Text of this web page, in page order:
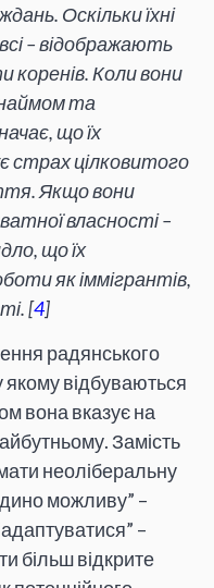
Оскільки їхні
– відображають
коренів. Коли вони
та
що їх
страх цілковитого
Якщо вони
власності –
що їх
як іммігрантів,
[4]
радянського
якому відбуваються
вона вказує на
Замість
неоліберальну
можливу” –
–
більш відкрите